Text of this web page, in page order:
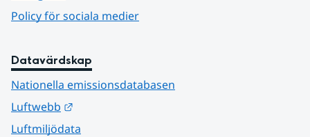
Policy för sociala medier
Datavärdskap
Nationella emissionsdatabasen
Luftwebb
Luftmiljödata